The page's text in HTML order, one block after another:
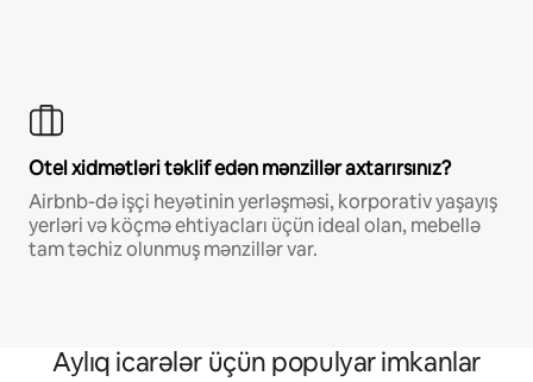
Otel xidmətləri təklif edən mənzillər axtarırsınız?
Airbnb-də işçi heyətinin yerləşməsi, korporativ yaşayış
yerləri və köçmə ehtiyacları üçün ideal olan, mebellə
tam təchiz olunmuş mənzillər var.
Aylıq icarələr üçün populyar imkanlar